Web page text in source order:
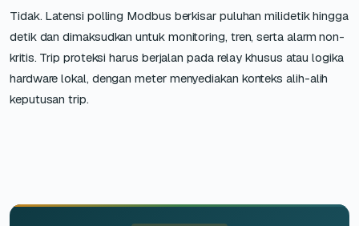
Tidak. Latensi polling Modbus berkisar puluhan milidetik hingga
detik dan dimaksudkan untuk monitoring, tren, serta alarm non-
kritis. Trip proteksi harus berjalan pada relay khusus atau logika
hardware lokal, dengan meter menyediakan konteks alih-alih
keputusan trip.